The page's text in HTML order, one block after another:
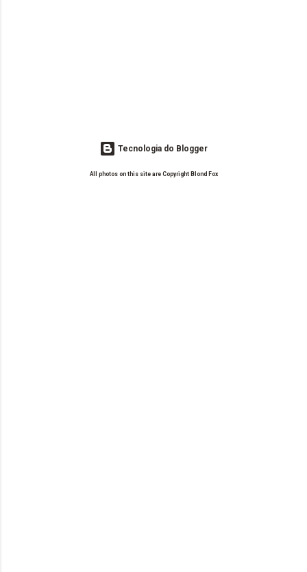
Tecnologia do Blogger
All photos on this site are Copyright Blond Fox